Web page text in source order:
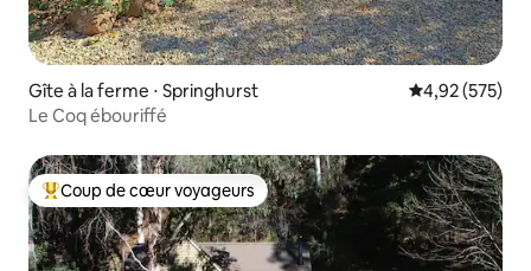
Gîte à la ferme ⋅ Springhurst Évaluation
4,92 (575)
Le Coq ébouriffé
Coups de cœur voyageurs les plus appréciés
Coup de cœur voyageurs